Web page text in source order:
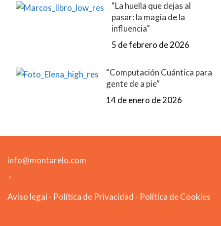
“La huella que dejas al
pasar: la magia de la
influencia”
5 de febrero de 2026
“Computación Cuántica para
gente de a pie”
14 de enero de 2026
info@montarelo.com
Aviso legal - Política de Privacidad - Política de Cookies